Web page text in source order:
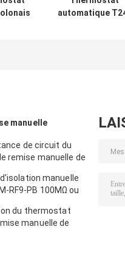
automatique
manuelle
de circuit du
remise manuelle de
manuelle
RF9-PB 100MΩ ou
du thermostat
manuelle de